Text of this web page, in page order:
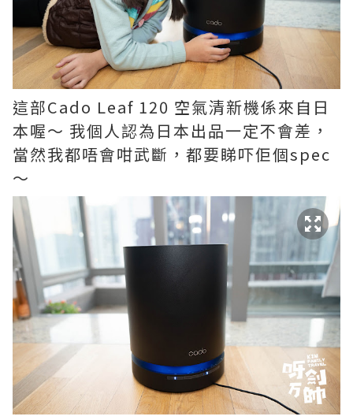
這部Cado Leaf 120 空氣清新機係來自日
本喔～ 我個人認為日本出品一定不會差，
當然我都唔會咁武斷，都要睇吓佢個spec
～